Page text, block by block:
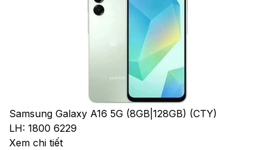
Samsung Galaxy A16 5G (8GB|128GB) (CTY)
LH: 1800 6229
Xem chi tiết